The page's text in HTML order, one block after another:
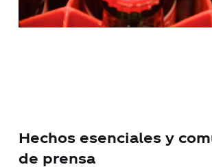
Hechos esenciales y
de prensa